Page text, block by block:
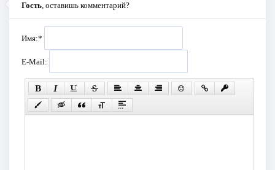
Гость, оставишь комментарий?
Имя:*
E-Mail: